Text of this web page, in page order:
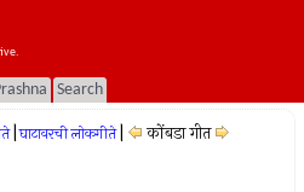
Search
घाटावरची लोकगीते कोंबडा गीत